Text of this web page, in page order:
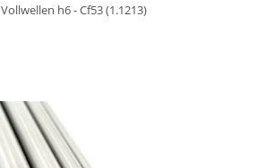
Vollwellen h6 - Cf53 (1.1213)